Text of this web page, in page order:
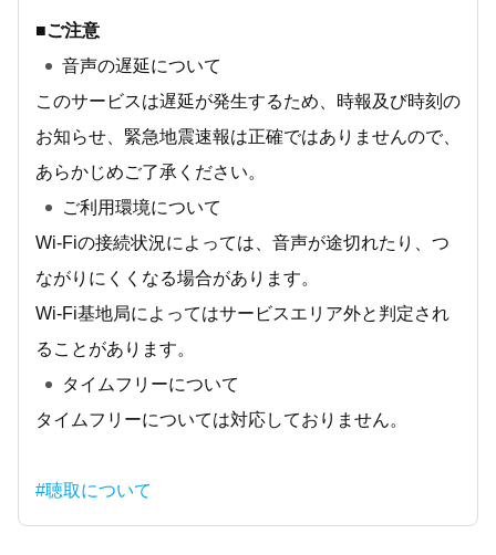
■ご注意
音声の遅延について
このサービスは遅延が発生するため、時報及び時刻の
お知らせ、緊急地震速報は正確ではありませんので、
あらかじめご了承ください。
ご利用環境について
Wi-Fiの接続状況によっては、音声が途切れたり、つ
ながりにくくなる場合があります。
Wi-Fi基地局によってはサービスエリア外と判定され
ることがあります。
タイムフリーについて
タイムフリーについては対応しておりません。
#聴取について